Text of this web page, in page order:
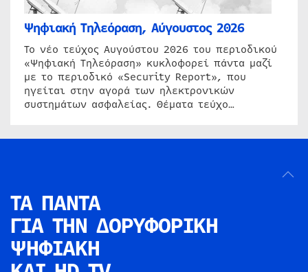
Ψηφιακή Τηλεόραση, Αύγουστος 2026
Το νέο τεύχος Αυγούστου 2026 του περιοδικού
«Ψηφιακή Τηλεόραση» κυκλοφορεί πάντα μαζί
με το περιοδικό «Security Report», που
ηγείται στην αγορά των ηλεκτρονικών
συστημάτων ασφαλείας. Θέματα τεύχο…
ΤΑ ΠΑΝΤΑ
ΓΙΑ ΤΗΝ ΔΟΡΥΦΟΡΙΚΗ
ΨΗΦΙΑΚΗ